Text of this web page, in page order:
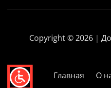
Copyright © 2026 |
Главная О